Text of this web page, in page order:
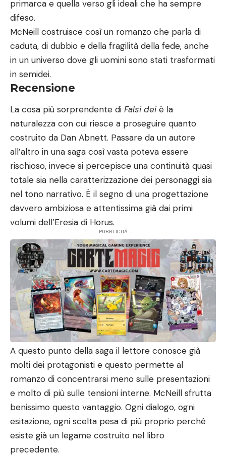
primarca e quella verso gli ideali che ha sempre
difeso.
McNeill costruisce così un romanzo che parla di
caduta, di dubbio e della fragilità della fede, anche
in un universo dove gli uomini sono stati trasformati
in semidei.
Recensione
La cosa più sorprendente di Falsi deiè la
naturalezza con cui riesce a proseguire quanto
costruito da Dan Abnett. Passare da un autore
all’altro in una saga così vasta poteva essere
rischioso, invece si percepisce una continuità quasi
totale sia nella caratterizzazione dei personaggi sia
nel tono narrativo. È il segno di una progettazione
davvero ambiziosa e attentissima già dai primi
volumi dell’Eresia di Horus.
- PUBBLICITÀ -
A questo punto della saga il lettore conosce già
molti dei protagonisti e questo permette al
romanzo di concentrarsi meno sulle presentazioni
e molto di più sulle tensioni interne. McNeill sfrutta
benissimo questo vantaggio. Ogni dialogo, ogni
esitazione, ogni scelta pesa di più proprio perché
esiste già un legame costruito nel libro
precedente.